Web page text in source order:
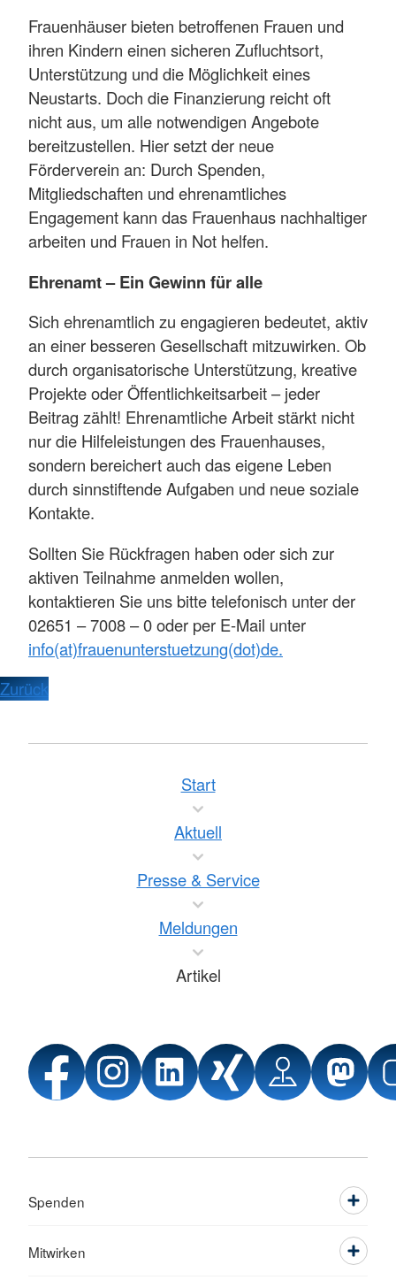
Frauenhäuser bieten betroffenen Frauen und
ihren Kindern einen sicheren Zufluchtsort,
Unterstützung und die Möglichkeit eines
Neustarts. Doch die Finanzierung reicht oft
nicht aus, um alle notwendigen Angebote
bereitzustellen. Hier setzt der neue
Förderverein an: Durch Spenden,
Mitgliedschaften und ehrenamtliches
Engagement kann das Frauenhaus nachhaltiger
arbeiten und Frauen in Not helfen.
Ehrenamt – Ein Gewinn für alle
Sich ehrenamtlich zu engagieren bedeutet, aktiv
an einer besseren Gesellschaft mitzuwirken. Ob
durch organisatorische Unterstützung, kreative
Projekte oder Öffentlichkeitsarbeit – jeder
Beitrag zählt! Ehrenamtliche Arbeit stärkt nicht
nur die Hilfeleistungen des Frauenhauses,
sondern bereichert auch das eigene Leben
durch sinnstiftende Aufgaben und neue soziale
Kontakte.
Sollten Sie Rückfragen haben oder sich zur
aktiven Teilnahme anmelden wollen,
kontaktieren Sie uns bitte telefonisch unter der
02651 – 7008 – 0 oder per E-Mail unter
info(at)frauenunterstuetzung(dot)de.
Zurück
Start
Aktuell
Presse & Service
Meldungen
Artikel
Spenden
Mitwirken